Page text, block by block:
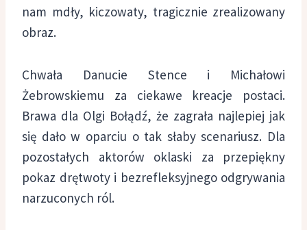
nam mdły, kiczowaty, tragicznie zrealizowany
obraz.
Chwała Danucie Stence i Michałowi
Żebrowskiemu za ciekawe kreacje postaci.
Brawa dla Olgi Bołądź, że zagrała najlepiej jak
się dało w oparciu o tak słaby scenariusz. Dla
pozostałych aktorów oklaski za przepiękny
pokaz drętwoty i bezrefleksyjnego odgrywania
narzuconych ról.